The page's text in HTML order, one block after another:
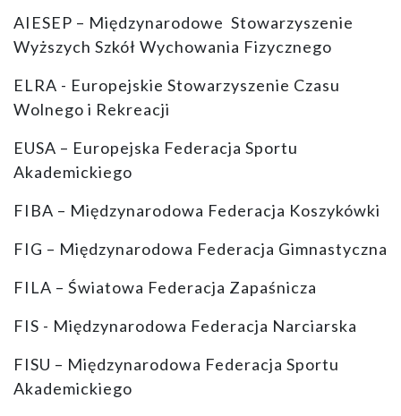
AIESEP – Międzynarodowe Stowarzyszenie
Wyższych Szkół Wychowania Fizycznego
ELRA - Europejskie Stowarzyszenie Czasu
Wolnego i Rekreacji
EUSA – Europejska Federacja Sportu
Akademickiego
FIBA – Międzynarodowa Federacja Koszykówki
FIG – Międzynarodowa Federacja Gimnastyczna
FILA – Światowa Federacja Zapaśnicza
FIS - Międzynarodowa Federacja Narciarska
FISU – Międzynarodowa Federacja Sportu
Akademickiego